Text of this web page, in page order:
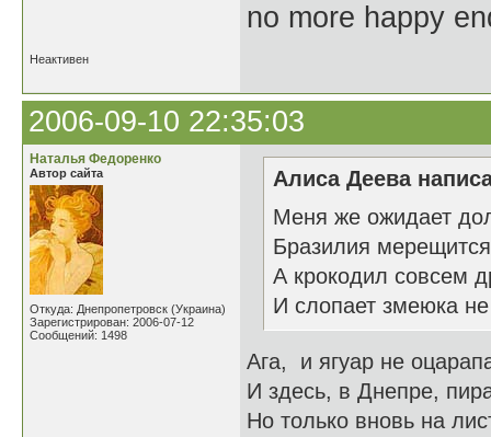
no more happy
Неактивен
2006-09-10 22:35:03
Наталья Федоренко
Автор сайта
Откуда: Днепропетровск (Украина)
Зарегистрирован: 2006-07-12
Сообщений: 1498
Алиса Деева
Меня же ожидает
Бразилия
А крокодил совсем
И слопает змеюка
Ага, и ягуар не
И здесь, в Днепре,
Но только вновь на